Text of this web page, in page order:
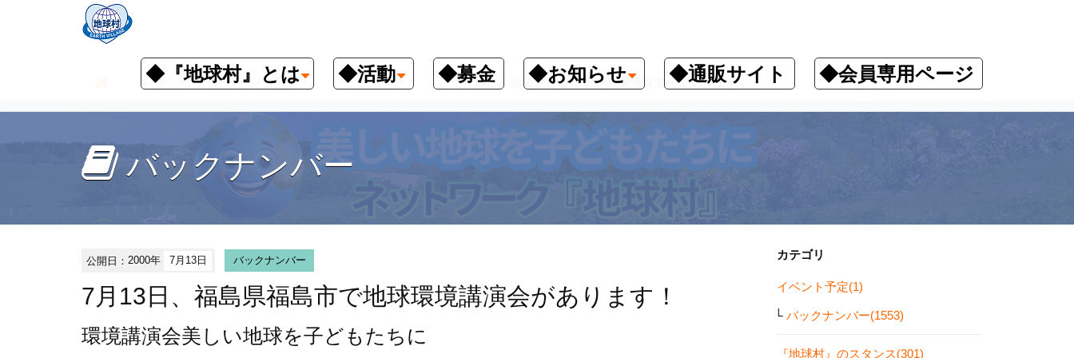
◆『地球村』とは ◆活動 ◆募金 ◆お知らせ ◆通販サイト ◆会員専用ページ
お知らせ イベント予定 バックナンバー 7月13日、福島県福島市で地球環境講演会があります！
バックナンバー
公開日：2000年 7月13日 バックナンバー
7月13日、福島県福島市で地球環境講演会があります！
環境講演会美しい地球を子どもたちに
カテゴリ
イベント予定(1)
バックナンバー(1553)
『地球村』のスタンス(301)